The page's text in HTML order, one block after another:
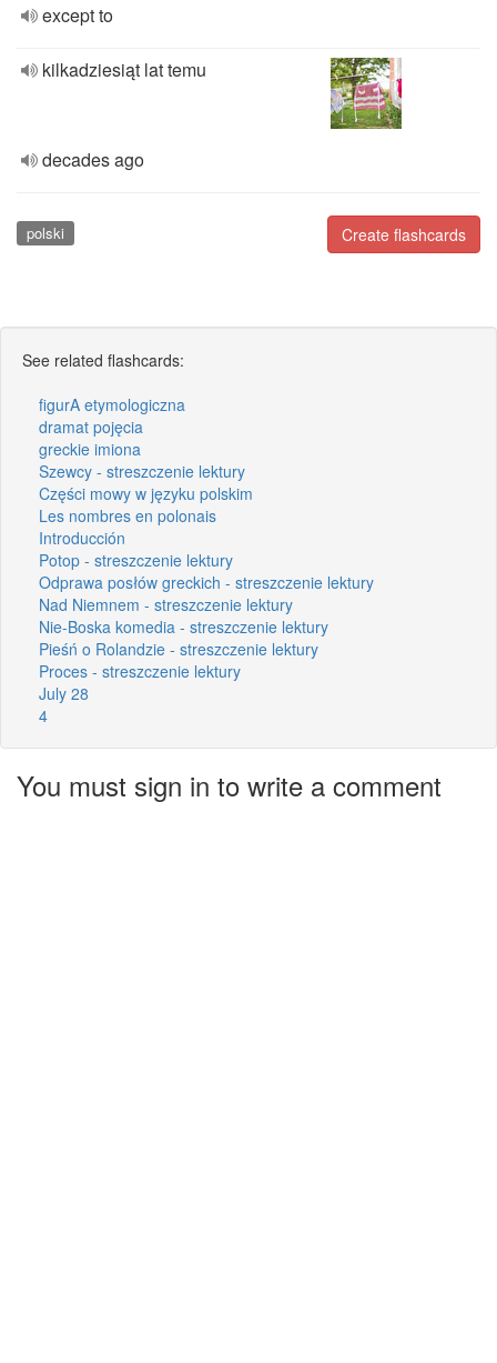
except to
kilkadziesiąt lat temu
decades ago
Create flashcards
polski
See related flashcards:
figurA etymologiczna
dramat pojęcia
greckie imiona
Szewcy - streszczenie lektury
Części mowy w języku polskim
Les nombres en polonais
Introducción
Potop - streszczenie lektury
Odprawa posłów greckich - streszczenie lektury
Nad Niemnem - streszczenie lektury
Nie-Boska komedia - streszczenie lektury
Pieśń o Rolandzie - streszczenie lektury
Proces - streszczenie lektury
July 28
4
You must sign in to write a comment